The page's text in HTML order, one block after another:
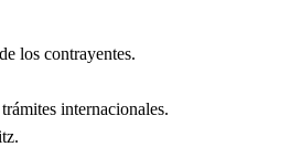
los contrayentes.
internacionales.
.